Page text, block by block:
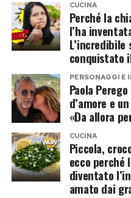
sorbetto e pastello:
celeste polvere e rosa
Questi colori non solo
calore rispetto ai toni
notte, ma regalano
un’estetica fresca,
riviera. Il tocco di
naturali come borse in
flat in cuoio
vostro stile
CUCINA
Perché la
l’ha
conquistato
PERSONAGGI E
Paola
d’amore e
«Da allora
CUCINA
Piccola,
ecco perché
diventato
amato dai